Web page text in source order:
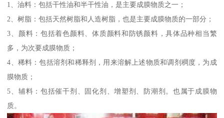
1、油料：包括干性油和半干性油，是主要成膜物质之一；
2、树脂：包括天然树脂和人造树脂，也是主要成膜物质的一部分；
3、颜料：包括着色颜料、体质颜料和防锈颜料，具体品种相当繁
多，为次要成膜物质；
4、稀料：包括溶剂和稀释剂，用来溶解上述物质和调剂稠度，为成
膜物质；
5、辅料：包括催干剂、固化剂、增塑剂、防潮剂。也属于成膜物
质。